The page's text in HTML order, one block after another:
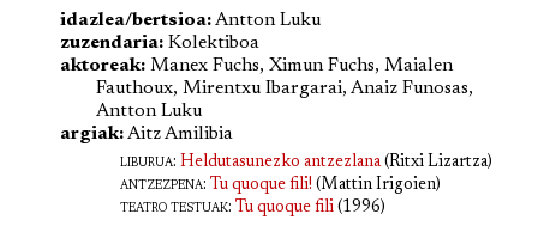
idazlea/bertsioa:Antton Luku
zuzendaria: Kolektiboa
aktoreak: Manex Fuchs, Ximun Fuchs, Maialen
Fauthoux, Mirentxu Ibargarai, Anaiz Funosas,
Antton Luku
argiak:Aitz Amilibia
liburua: Heldutasunezko antzezlana(Ritxi Lizartza)
antzezpena: Tu quoque fili! (Mattin Irigoien)
teatro testuak: Tu quoque fili (1996)